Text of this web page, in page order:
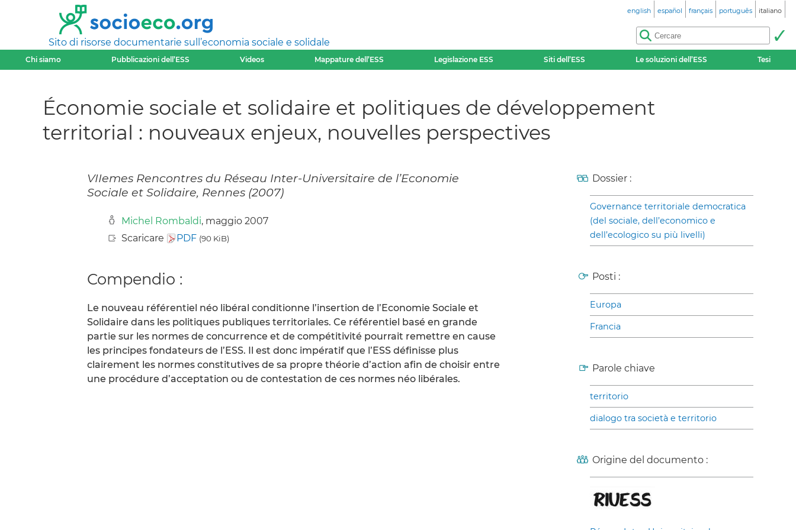
Sito di risorse documentarie sull’economia sociale e solidale
english español français português italiano
Chi siamo Pubblicazioni dell’ESS Videos Mappature dell’ESS Legislazione ESS Siti dell’ESS Le soluzioni dell’ESS Tesi
Économie sociale et solidaire et politiques de développement
territorial : nouveaux enjeux, nouvelles perspectives
VIIemes Rencontres du Réseau Inter-Universitaire de l’Economie
Sociale et Solidaire, Rennes (2007)
Michel Rombaldi, maggio 2007
Scaricare
PDF (90 KiB)
Compendio :
Le nouveau référentiel néo libéral conditionne l’insertion de l’Economie Sociale et
Solidaire dans les politiques publiques territoriales. Ce référentiel basé en grande
partie sur les normes de concurrence et de compétitivité pourrait remettre en cause
les principes fondateurs de l’ESS. Il est donc impératif que l’ESS définisse plus
clairement les normes constitutives de sa propre théorie d’action afin de choisir entre
une procédure d’acceptation ou de contestation de ces normes néo libérales.
Dossier :
Governance territoriale democratica
(del sociale, dell’economico e
dell’ecologico su più livelli)
Posti :
Europa
Francia
Parole chiave
territorio
dialogo tra società e territorio
Origine del documento :